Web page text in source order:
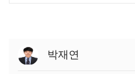
박재연